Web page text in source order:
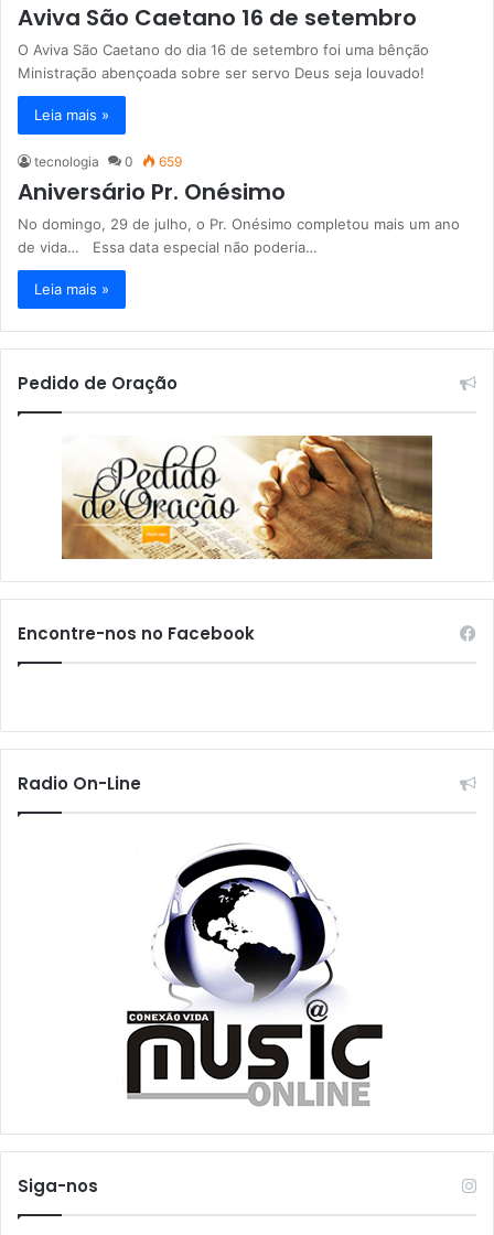
Aviva São Caetano 16 de setembro
O Aviva São Caetano do dia 16 de setembro foi uma bênção
Ministração abençoada sobre ser servo Deus seja louvado!
Leia mais »
tecnologia 0 659
Aniversário Pr. Onésimo
No domingo, 29 de julho, o Pr. Onésimo completou mais um ano
de vida… Essa data especial não poderia…
Leia mais »
Pedido de Oração
Encontre-nos no Facebook
Radio On-Line
Siga-nos